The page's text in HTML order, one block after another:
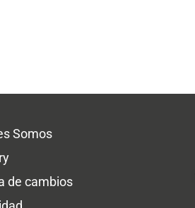
Somos
de cambios